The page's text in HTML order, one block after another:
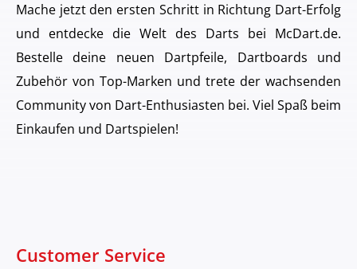
Mache jetzt den ersten Schritt in Richtung Dart-Erfolg
und entdecke die Welt des Darts bei McDart.de.
Bestelle deine neuen Dartpfeile, Dartboards und
Zubehör von Top-Marken und trete der wachsenden
Community von Dart-Enthusiasten bei. Viel Spaß beim
Einkaufen und Dartspielen!
Customer Service